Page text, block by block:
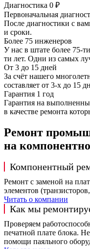
Диагностика 0 ₽
Первоначальная
После диагностики с
и сроки.
Более 75 инженеров
У нас в штате более 75-
ти лет. Одни из самых
От 3 до 15 дней
За счёт нашего
составляет от 3-х до 15
Гарантия 1 год
Гарантия на
в качестве ремонта
Ремонт
на
Компонентный
Ремонт с заменой на
элементов
Читать о компании
Как мы
Проверяем
печатной плате блока.
помощи паяльного